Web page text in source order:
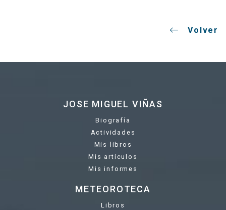
Volver
JOSE MIGUEL VIÑAS
Biografía
Actividades
Mis libros
Mis artículos
Mis informes
METEOROTECA
Libros